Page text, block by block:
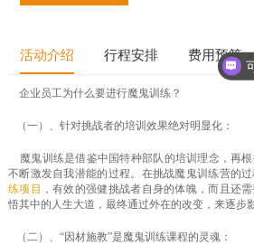
活动介绍 行程安排 费用预算
企业员工为什么要进行魔鬼训练？
（一）、针对挑战者的培训效果绝对明显化：
魔鬼训练是借鉴中国特种部队的培训理念，再
不断激发自我潜能的过程。在挑战魔鬼训练营的
练项目 ，有效的强健挑战者自身的体魄，而且还
悟其中的人生大道，最终通过外在的改变，来逐步
（二）、“因材施教”是魔鬼训练课程的灵魂：